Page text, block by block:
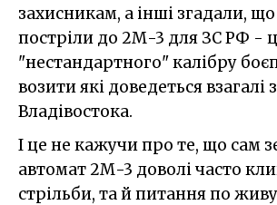
захисникам, а інші згадали,
постріли до 2М-3 для ЗС РФ -
"нестандартного" калібру
возити які доведеться взагалі з
Владівостока.
І це не кажучи про те, що сам
автомат 2М-3 доволі часто
стрільби, та й питання по